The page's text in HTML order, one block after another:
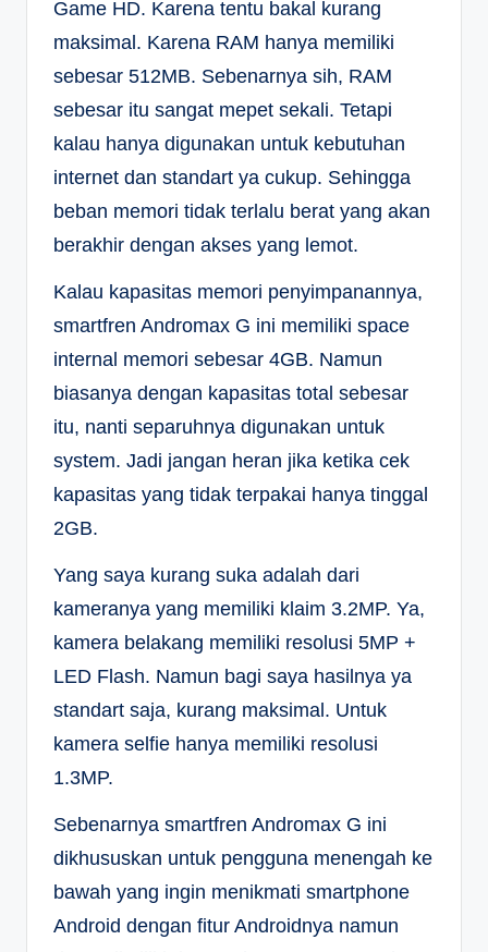
Game HD. Karena tentu bakal kurang
maksimal. Karena RAM hanya memiliki
sebesar 512MB. Sebenarnya sih, RAM
sebesar itu sangat mepet sekali. Tetapi
kalau hanya digunakan untuk kebutuhan
internet dan standart ya cukup. Sehingga
beban memori tidak terlalu berat yang akan
berakhir dengan akses yang lemot.
Kalau kapasitas memori penyimpanannya,
smartfren Andromax G ini memiliki space
internal memori sebesar 4GB. Namun
biasanya dengan kapasitas total sebesar
itu, nanti separuhnya digunakan untuk
system. Jadi jangan heran jika ketika cek
kapasitas yang tidak terpakai hanya tinggal
2GB.
Yang saya kurang suka adalah dari
kameranya yang memiliki klaim 3.2MP. Ya,
kamera belakang memiliki resolusi 5MP +
LED Flash. Namun bagi saya hasilnya ya
standart saja, kurang maksimal. Untuk
kamera selfie hanya memiliki resolusi
1.3MP.
Sebenarnya smartfren Andromax G ini
dikhususkan untuk pengguna menengah ke
bawah yang ingin menikmati smartphone
Android dengan fitur Androidnya namun